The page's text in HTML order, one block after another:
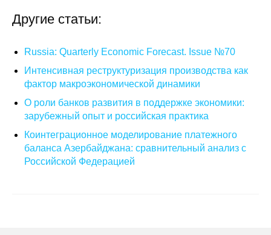
Другие статьи:
Russia: Quarterly Economic Forecast. Issue №70
Интенсивная реструктуризация производства как
фактор макроэкономической динамики
О роли банков развития в поддержке экономики:
зарубежный опыт и российская практика
Коинтеграционное моделирование платежного
баланса Азербайджана: сравнительный анализ с
Российской Федерацией